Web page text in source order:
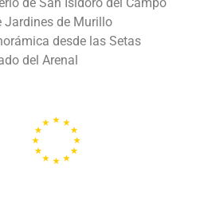
Jardines de Murillo
desde las Setas
del Arenal